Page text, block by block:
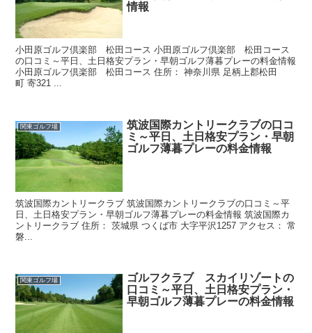
情報
小田原ゴルフ倶楽部 松田コース 小田原ゴルフ倶楽部 松田コース
の口コミ～平日、土日格安プラン・早朝ゴルフ薄暮プレーの料金情報
小田原ゴルフ倶楽部 松田コース 住所： 神奈川県 足柄上郡松田
町 寄321 ...
関東ゴルフ場
筑波国際カントリークラブの口コ
ミ～平日、土日格安プラン・早朝
ゴルフ薄暮プレーの料金情報
筑波国際カントリークラブ 筑波国際カントリークラブの口コミ～平
日、土日格安プラン・早朝ゴルフ薄暮プレーの料金情報 筑波国際カ
ントリークラブ 住所： 茨城県 つくば市 大字平沢1257 アクセス： 常
磐...
関東ゴルフ場
ゴルフクラブ スカイリゾートの
口コミ～平日、土日格安プラン・
早朝ゴルフ薄暮プレーの料金情報